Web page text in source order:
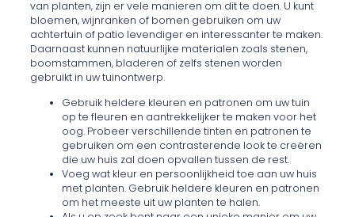
van planten, zijn er vele manieren om dit te doen. U kunt
bloemen, wijnranken of bomen gebruiken om uw
achtertuin of patio levendiger en interessanter te maken.
Daarnaast kunnen natuurlijke materialen zoals stenen,
boomstammen, bladeren of zelfs stenen worden
gebruikt in uw tuinontwerp.
Gebruik heldere kleuren en patronen om uw tuin
op te fleuren en aantrekkelijker te maken voor het
oog. Probeer verschillende tinten en patronen te
gebruiken om een contrasterende look te creëren
die uw huis zal doen opvallen tussen de rest.
Voeg wat kleur en persoonlijkheid toe aan uw huis
met planten. Gebruik heldere kleuren en patronen
om het meeste uit uw planten te halen.